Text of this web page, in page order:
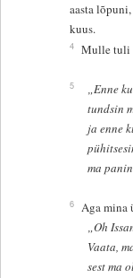
aasta
kuus.
4 Mulle tuli
5
„Enne
tundsin
ja enne
ma
6 Aga mina
„Oh
Vaata,
sest ma